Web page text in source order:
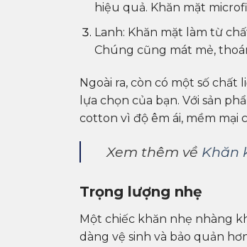
hiệu quả. Khăn mặt
Lanh: Khăn mặt làm từ
Chúng cũng mát mẻ,
Ngoài ra, còn có một số
lựa chọn của bạn. Với sản
cotton vì độ êm ái, mềm mại
Xem thêm về Khăn
Trọng lượng nhẹ
Một chiếc khăn nhẹ nhàng
dàng vệ sinh và bảo quản